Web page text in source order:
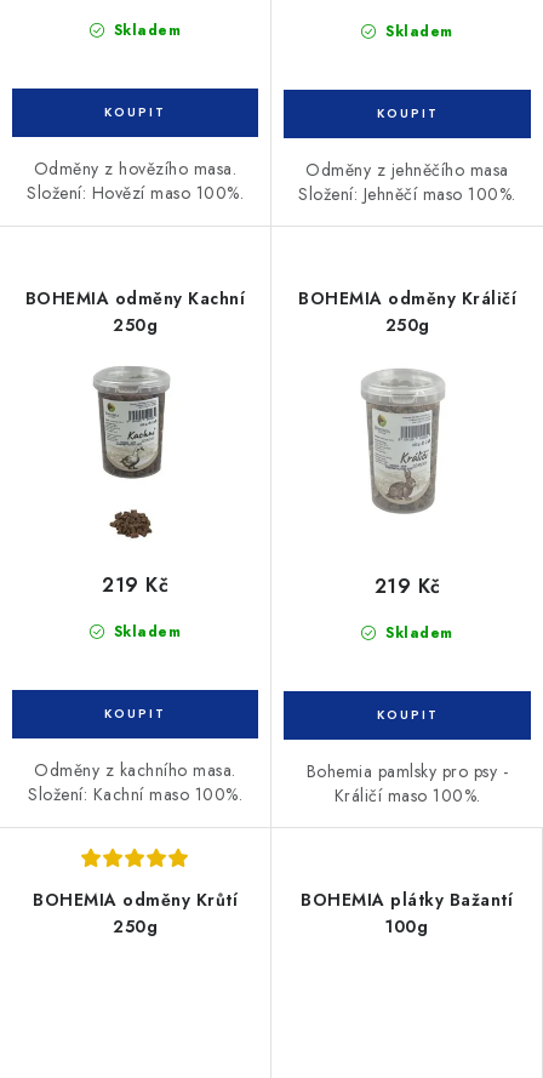
Skladem
Odměny z hovězího masa.
Složení: Hovězí maso 100%.
Skladem
Odměny z jehněčího masa
Složení: Jehněčí maso 100%.
BOHEMIA odměny Kachní
250g
Skladem
219 Kč
Odměny z kachního masa.
Složení: Kachní maso 100%.
BOHEMIA odměny Králičí
250g
Skladem
219 Kč
Bohemia pamlsky pro psy -
Králičí maso 100%.
BOHEMIA odměny Krůtí
250g
BOHEMIA plátky Bažantí
100g